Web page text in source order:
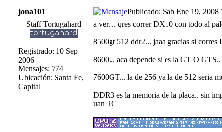
jona101
Publicado: Sab Ene 19, 2008
Staff Tortugahard
Registrado: 10 Sep
2006
Mensajes: 774
Ubicación: Santa Fe,
Capital
a ver.... qres correr DX10 con todo al
8500gt 512 ddr2... jaaa gracias si corres
8600... aca depende si es la GT O
7600GT... la de 256 ya la de 512 seria
DDR3 es la memoria de la placa.. sin
uan TC